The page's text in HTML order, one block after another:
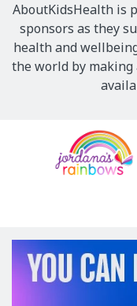
AboutKidsHealth is
sponsors as they
health and
the world by
Sponsors